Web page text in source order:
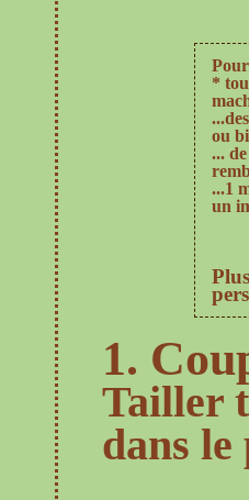
*
...
ou
...
...1
un
1.
Tailler
dans